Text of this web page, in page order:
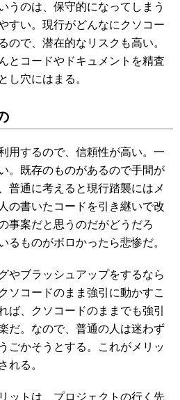
うのは、保守的になってしまう
すい。現行がどんなにクソコー
ので、潜在的なリスクも高い。
とコードやドキュメントを精査
し穴にはまる。
用するので、信頼性が高い。一
。既存のものがあるので手間が
普通に考えると現行踏襲にはメ
の書いたコードを引き継いで改
事案だと思うのだがどうだろ
るものがボロかったら悲惨だ。
やブラッシュアップをするなら
ソコードのまま強引に動かすこ
ば、クソコードのままでも強引
だ。なので、普通の人は迷わず
ごかそうとする。これがメリッ
れる。
ットは、プロジェクトの行く先